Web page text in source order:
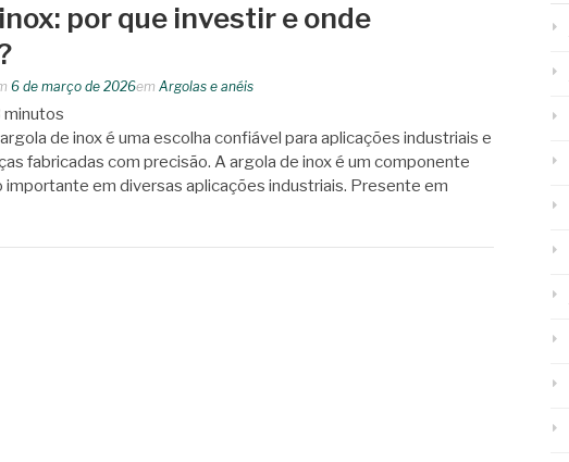
por que investir e onde
6 de março de 2026em Argolas e anéis
minutos
de inox é uma escolha confiável para aplicações industriais e
fabricadas com precisão. A argola de inox é um componente
importante em diversas aplicações industriais. Presente em